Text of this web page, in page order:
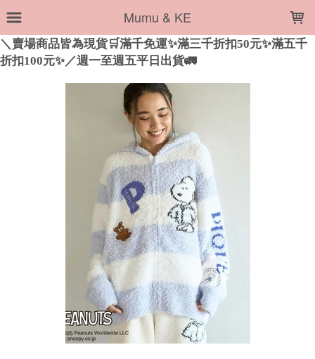
Mumu & KE